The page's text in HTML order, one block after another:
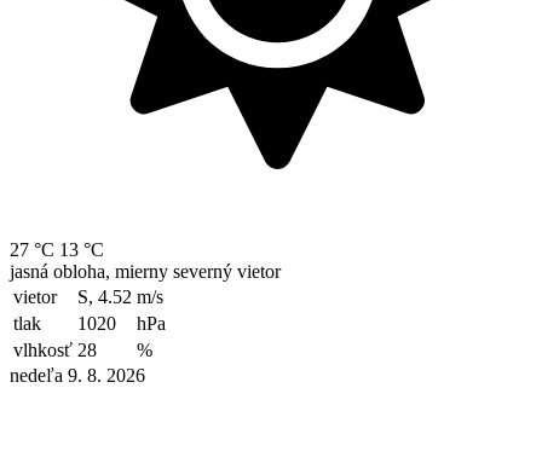
27 °C 13 °C
jasná obloha, mierny severný vietor
vietor
S, 4.52 m/s
tlak
1020
hPa
vlhkosť 28
%
nedeľa 9. 8. 2026